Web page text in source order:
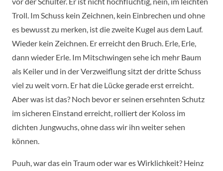
Troll. Im Schuss kein Zeichnen, kein Einbrechen und ohne
es bewusst zu merken, ist die zweite Kugel aus dem Lauf.
Wieder kein Zeichnen. Er erreicht den Bruch. Erle, Erle,
dann wieder Erle. Im Mitschwingen sehe ich mehr Baum
als Keiler und in der Verzweiflung sitzt der dritte Schuss
viel zu weit vorn. Er hat die Lücke gerade erst erreicht.
Aber was ist das? Noch bevor er seinen ersehnten Schutz
im sicheren Einstand erreicht, rolliert der Koloss im
dichten Jungwuchs, ohne dass wir ihn weiter sehen
können.
Puuh, war das ein Traum oder war es Wirklichkeit? Heinz